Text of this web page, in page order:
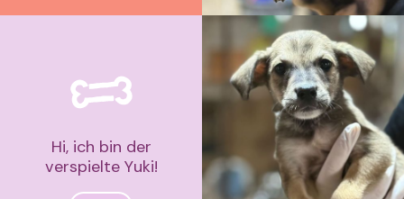
Hi, ich bin der
verspielte Yuki!